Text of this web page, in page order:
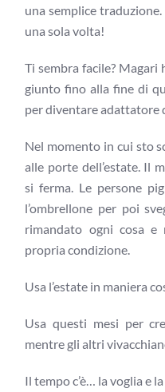
una semplice
una sola volta!
Ti sembra facile? Magari
giunto fino alla fine di
per diventare adattatore
Nel momento in cui sto
alle porte dell’estate. Il
si ferma. Le persone
l’ombrellone per poi
rimandato ogni cosa e
propria condizione.
Usa l’estate in maniera
Usa questi mesi per
mentre gli altri
Il tempo c’è… la voglia e